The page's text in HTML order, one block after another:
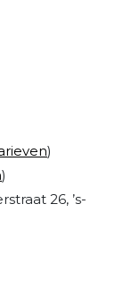
)
)
26, ’s-